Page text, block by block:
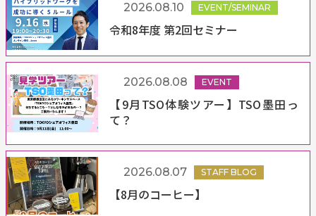
令和8年度 第2回セミナー
2026.08.10 EVENT/SEMINAR
【9月TSO体験ツアー】TSO墨田っ
て？
2026.08.08 EVENT
【8月のコーヒー】
2026.08.07 STAFF BLOG